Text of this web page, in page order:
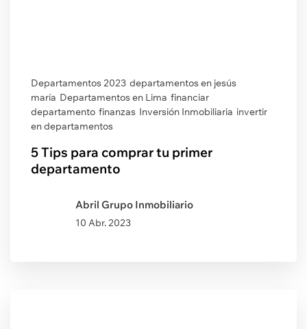
Departamentos 2023 departamentos en jesús
maría Departamentos en Lima financiar
departamento finanzas Inversión Inmobiliaria invertir
en departamentos
5 Tips para comprar tu primer
departamento
Abril Grupo Inmobiliario
10 Abr. 2023